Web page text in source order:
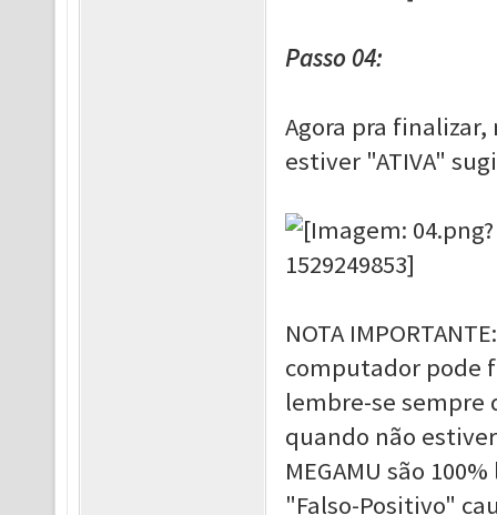
Passo 04:
Agora pra
estiver "ATIVA"
NOTA
computador pode
lembre-se sempre
quando não
MEGAMU são
"Falso-Positivo"